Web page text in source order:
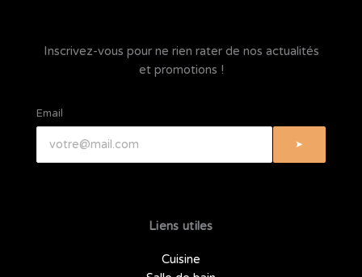
t
g
I
c
Inscrivez-vous pour ne rien rater de nos actualités
et promotions !
Email
➤
Liens utiles
Cuisine